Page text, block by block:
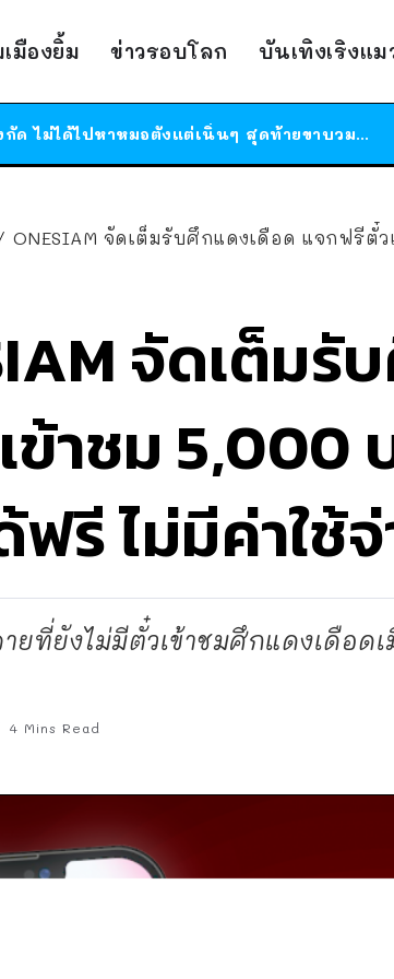
มืองยิ้ม ข่าวรอบโลก บันเทิงเริงแม
ร้านอาหารในนิวยอร์กประกาศปิดตัวลง หลังอยู่มานานกว่า 45 ปี ติดป้ายขอบคุณลูกค้าทุกคน แถมสูตรทำไวท์ซอสให้แบบจัดเต็ม
สาวญี่ปุ่นโดนแมวตัวเองกัด ไม่ได้ไปหาหมอตั้งแต่เนิ่นๆ สุดท้ายขาบวม กลายเป็นโรคเนื้อเน่า เตือนทาสแมวทั้งหลายให้ระวัง
สาวญี่ปุ่นโดนแมวตัวเองกัด ไม่ได้ไปหาหมอตั้งแต่เนิ่นๆ สุดท้ายขาบวม กลายเป็นโรคเนื้อเน่า เตือนทาสแมวทั้งหลายให้ระวัง
ONESIAM จัดเต็มรับศึกแดงเดือด แจกฟรีตั๋
จัดเต็ม
ข้าชม 5,000
รี ไม่มีค่าใช้
ที่ยังไม่มีตั๋วเข้าชมศึกแดงเดือดเ
4 Mins Read